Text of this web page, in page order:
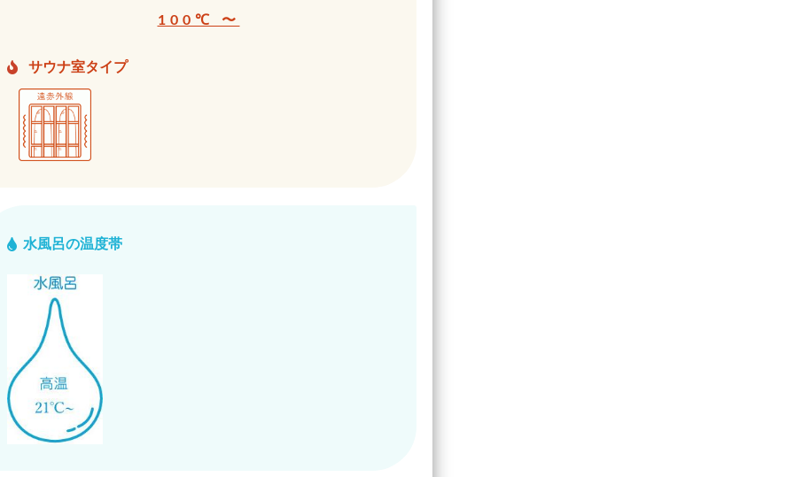
100℃ 〜
サウナ室タイプ
水風呂の温度帯